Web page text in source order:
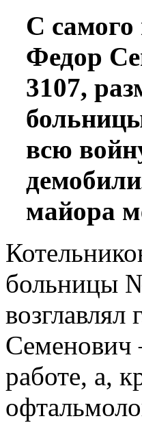
С
Федор
3107,
всю
майора
больницы №
Семенович
работе, а,